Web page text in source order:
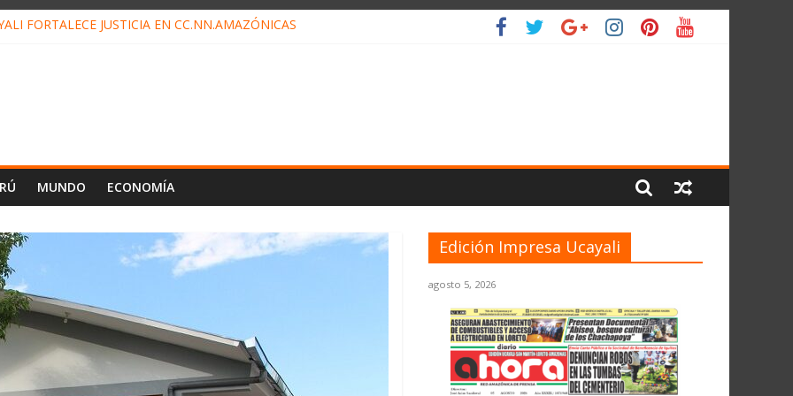
FORTALECE JUSTICIA EN CC.NN.AMAZÓNICAS
MUNDO ECONOMÍA
Edición Impresa Ucayali
agosto 5, 2026